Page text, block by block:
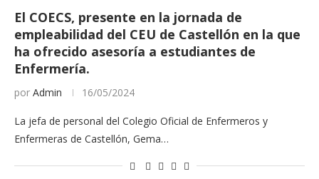
El COECS, presente en la jornada de
empleabilidad del CEU de Castellón en la que
ha ofrecido asesoría a estudiantes de
Enfermería.
por Admin 16/05/2024
La jefa de personal del Colegio Oficial de Enfermeros y
Enfermeras de Castellón, Gema…